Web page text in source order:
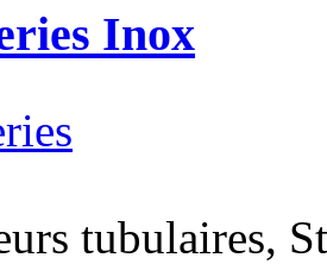
Inox
tubulaires,